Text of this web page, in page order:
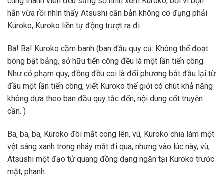
hắn vừa rồi nhìn thấy Atsushi căn bản không có đụng phải
Kuroko, Kuroko liền tự động trượt ra đi.
Ba! Ba! Kuroko cầm banh (ban đầu quy củ: Không thể đoạt
bóng bật bảng, sở hữu tiến công đều là một lần tiến công.
Như có phạm quy, đồng đều coi là đối phương bắt đầu lại từ
đầu một lần tiến công, viết Kuroko thế giới có chút khả năng
không dựa theo ban đầu quy tắc đến, nội dung cốt truyện
cần. )
Ba, ba, ba, Kuroko đôi mắt cong lên, vù, Kuroko chia làm một
vệt sáng xanh trong nháy mắt đi qua, nhưng vào lúc này, vù,
Atsushi một đạo tử quang đồng dạng ngăn tại Kuroko trước
mặt, phanh.